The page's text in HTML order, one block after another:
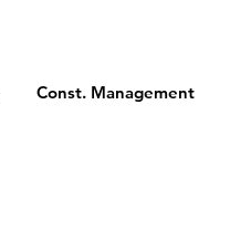
Const. Management